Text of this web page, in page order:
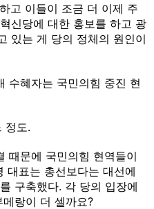
고 이들이 조금 더 이제 주
신당에 대한 홍보를 하고 광
있는 게 당의 정체의 원인이
수혜자는 국민의힘 중진 현
정도.
때문에 국민의힘 현역들이
대표는 총선보다는 대선에
구축했다. 각 당의 입장에
랑이 더 셀까요?